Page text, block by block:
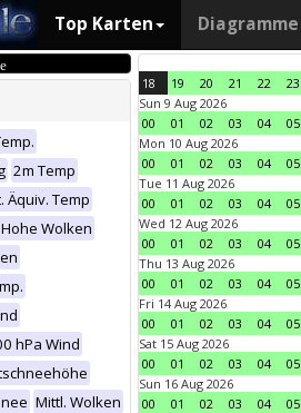
Top Karten Diagramme
2m Temp
Äquiv. Temp
Hohe Wolken
hPa Wind
Mittl. Wolken
18 19 20 21 22 23
Sun 9 Aug 2026
00
01 02 03 04 05
Mon 10 Aug 2026
00
01 02 03 04 05
Tue 11 Aug 2026
00
01 02 03 04 05
Wed 12 Aug 2026
00
01 02 03 04 05
Thu 13 Aug 2026
00
01 02 03 04 05
Fri 14 Aug 2026
00
01 02 03 04 05
Sat 15 Aug 2026
00
01 02 03 04 05
Sun 16 Aug 2026
00
01 02 03 04 05